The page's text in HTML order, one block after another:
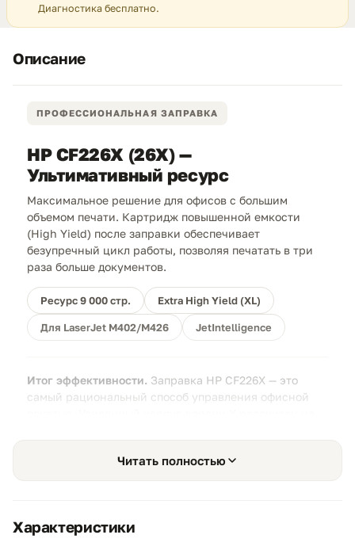
Диагностика бесплатно.
Описание
ПРОФЕССИОНАЛЬНАЯ ЗАПРАВКА
HP CF226X (26X) —
Ультимативный ресурс
Максимальное решение для офисов с большим
объемом печати. Картридж повышенной емкости
(High Yield) после заправки обеспечивает
безупречный цикл работы, позволяя печатать в три
раза больше документов.
Ресурс 9 000 стр. Extra High Yield (XL)
Для LaserJet M402/M426 JetIntelligence
Итог эффективности. Заправка HP CF226X — это
самый рациональный способ управления офисной
себестоимость страницы.Читать полностью
Характеристики